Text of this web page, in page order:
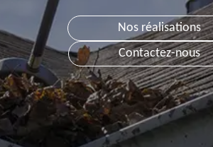
Nos réalisations
Contactez-nous